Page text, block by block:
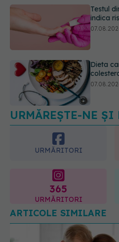
Dieta
Ceaiul
lupte cu
URMĂREȘTE-NE ȘI
URMĂRITORI
365
URMĂRITORI
ARTICOLE SIMILARE